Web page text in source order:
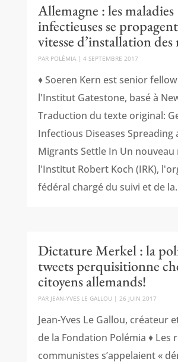
Allemagne : les maladies
infectieuses se
vitesse d’installation
PAR POLÉMIA| 4 SEPTEMBRE 2017
♦ Soeren Kern est senior
l'Institut Gatestone, basé à
Traduction du texte original:
Infectious Diseases Spreading
Migrants Settle In Un
l'Institut Robert Koch (IRK),
fédéral chargé du suivi et de
Dictature Merkel : la
tweets perquisitionne
citoyens allemands!
PAR JEAN-YVES LE GALLOU| 26 JUIN 2017
Jean-Yves Le Gallou, créateur
de la Fondation Polémia ♦ Les
communistes s’appelaient «